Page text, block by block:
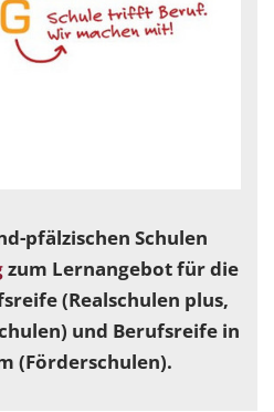
pfälzischen Schulen
zum Lernangebot für die
(Realschulen plus,
und Berufsreife in
(Förderschulen).